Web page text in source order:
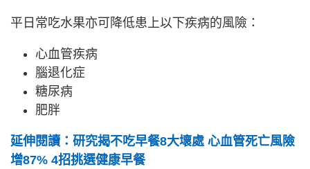
平日常吃水果亦可降低患上以下疾病的風險：
心血管疾病
腦退化症
糖尿病
肥胖
延伸閱讀：研究揭不吃早餐8大壞處 心血管死亡風險
增87% 4招挑選健康早餐